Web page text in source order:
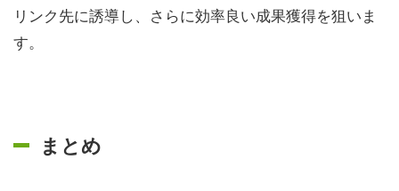
リンク先に誘導し、さらに効率良い成果獲得を狙いま
す。
まとめ